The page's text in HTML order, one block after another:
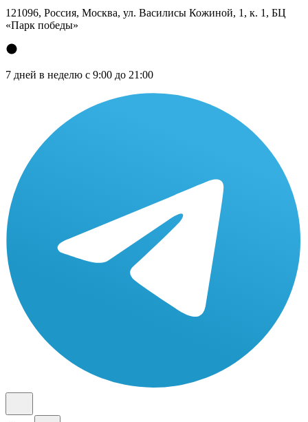
121096, Россия, Москва, ул. Василисы Кожиной, 1, к. 1, БЦ
«Парк победы»
7 дней в неделю с 9:00 до 21:00